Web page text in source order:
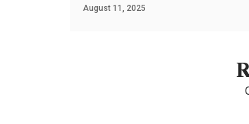
August 11, 2025